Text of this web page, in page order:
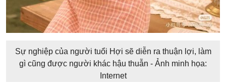
Sự nghiệp của người tuổi Hợi sẽ diễn ra thuận lợi, làm
gì cũng được người khác hậu thuẫn - Ảnh minh họa:
Internet